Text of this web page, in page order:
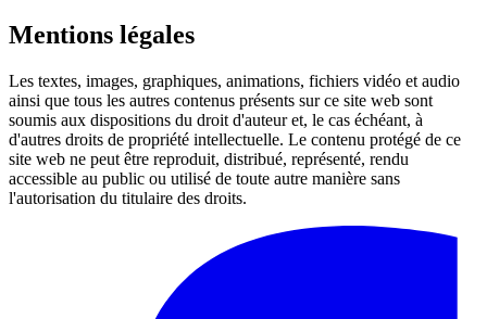
Mentions légales
Les textes, images, graphiques, animations, fichiers vidéo et audio
ainsi que tous les autres contenus présents sur ce site web sont
soumis aux dispositions du droit d'auteur et, le cas échéant, à
d'autres droits de propriété intellectuelle. Le contenu protégé de ce
site web ne peut être reproduit, distribué, représenté, rendu
accessible au public ou utilisé de toute autre manière sans
l'autorisation du titulaire des droits.